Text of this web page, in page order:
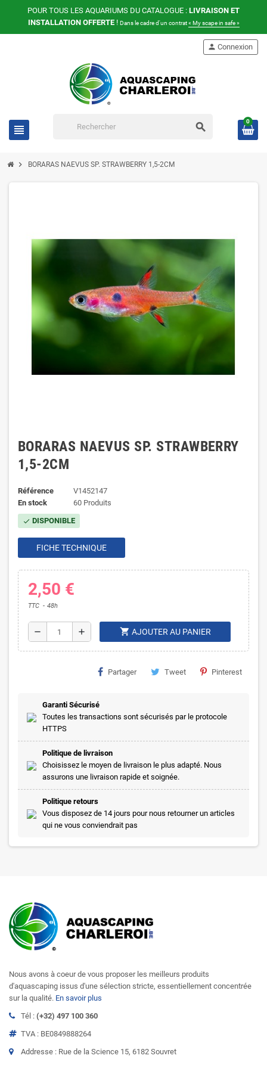
POUR TOUS LES AQUARIUMS DU CATALOGUE : LIVRAISON ET
INSTALLATION OFFERTE! Dans le cadre d'un contrat« My scape in safe »
view_headline search
person Connexion
0
chevron_right BORARAS NAEVUS SP. STRAWBERRY 1,5-2CM
BORARAS NAEVUS SP. STRAWBERRY
1,5-2CM
Référence
V1452147
En stock
60 Produits
check DISPONIBLE
FICHE TECHNIQUE
2,50 €
TTC 48h
remove add shopping_cart AJOUTER AU PANIER
Partager Tweet Pinterest
Garanti Sécurisé
Toutes les transactions sont sécurisés par le protocole
HTTPS
Politique de livraison
Choisissez le moyen de livraison le plus adapté. Nous
assurons une livraison rapide et soignée.
Politique retours
Vous disposez de 14 jours pour nous retourner un articles
qui ne vous conviendrait pas
Nous avons à coeur de vous proposer les meilleurs produits
d'aquascaping issus d'une sélection stricte, essentiellement concentrée
sur la qualité. En savoir plus
Tél : (+32) 497 100 360
TVA : BE0849888264
Addresse : Rue de la Science 15, 6182 Souvret